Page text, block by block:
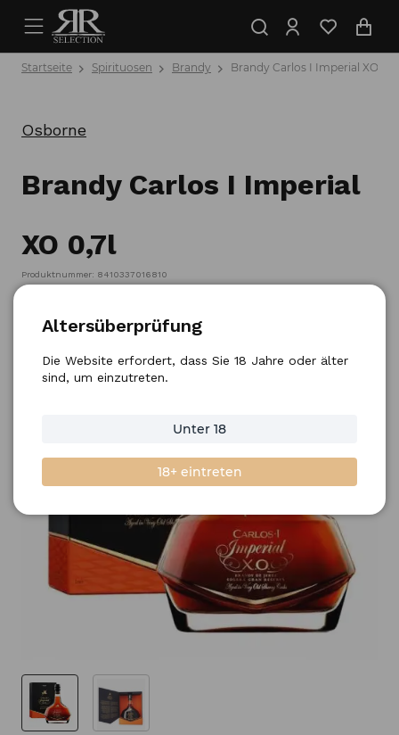
Startseite Spirituosen Brandy Brandy Carlos I Imperial XO 0,7l
Osborne
Brandy Carlos I Imperial
XO 0,7l
Produktnummer: 8410337016810
Altersüberprüfung
Die Website erfordert, dass Sie 18 Jahre oder älter
sind, um einzutreten.
Unter 18
18+ eintreten